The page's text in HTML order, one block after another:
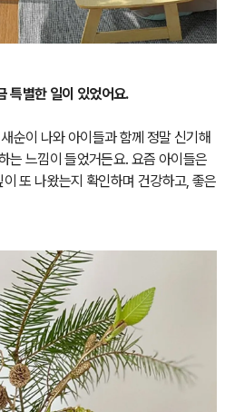
특별한 일이 있었어요.
순이 나와 아이들과 함께 정말 신기해
는 느낌이 들었거든요. 요즘 아이들은
또 나왔는지 확인하며 건강하고, 좋은